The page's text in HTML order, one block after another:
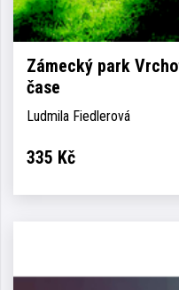
Zámecký park
čase
Ludmila Fiedlerová
335 Kč